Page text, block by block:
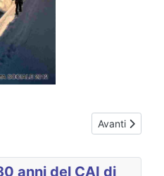
Articolo
Avanti
anni del CAI di